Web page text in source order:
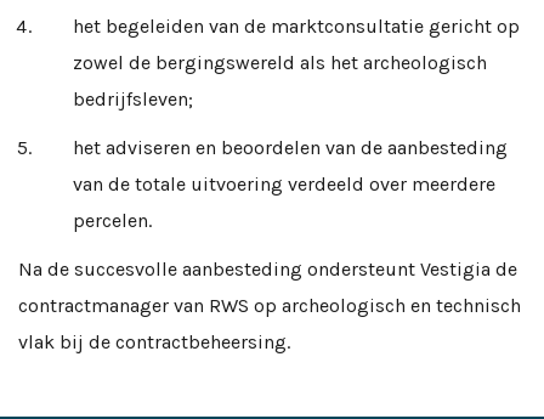
het begeleiden van de marktconsultatie gericht op
zowel de bergingswereld als het archeologisch
bedrijfsleven;
het adviseren en beoordelen van de aanbesteding
van de totale uitvoering verdeeld over meerdere
percelen.
Na de succesvolle aanbesteding ondersteunt Vestigia de
contractmanager van RWS op archeologisch en technisch
vlak bij de contractbeheersing.